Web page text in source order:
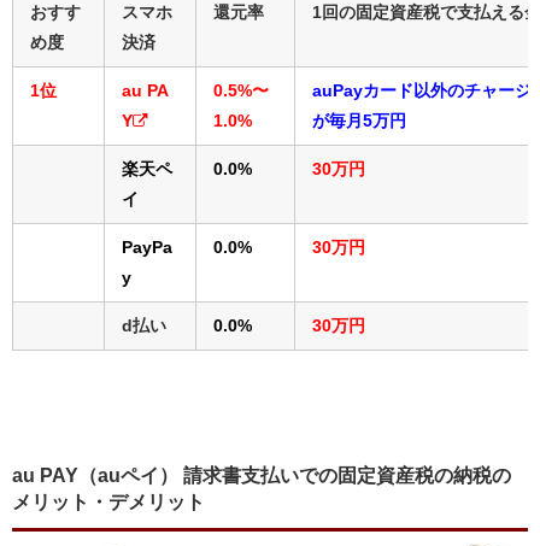
おすす
め度
スマホ
決済
還元率 1回の固定資産税で支払える
1位
au PA
Y
0.5%〜
1.0%
auPayカード以外のチャージ
が毎月5万円
楽天ペ
イ
0.0% 30万円
PayPa
y
0.0% 30万円
d払い 0.0% 30万円
au PAY（auペイ） 請求書支払いでの固定資産税の納税の
メリット・デメリット